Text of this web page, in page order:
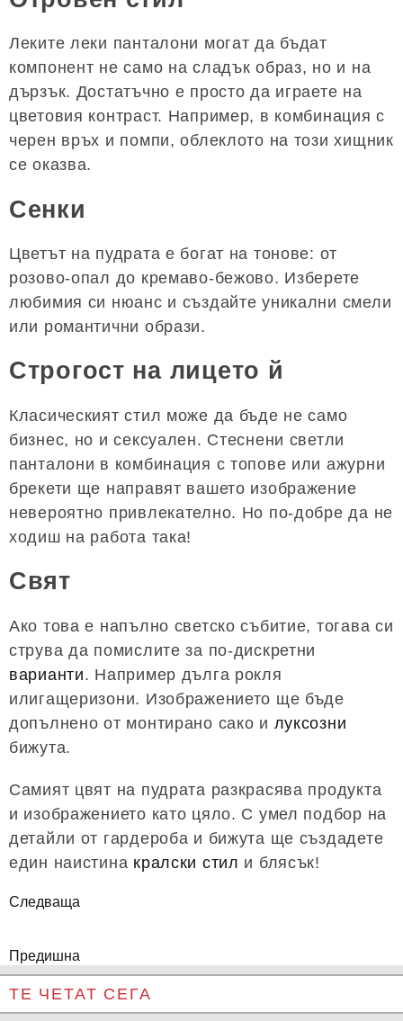
Леките леки панталони могат да бъдат
компонент не само на сладък образ, но и на
дързък. Достатъчно е просто да играете на
цветовия контраст. Например, в комбинация с
черен връх и помпи, облеклото на този хищник
се оказва.
Сенки
Цветът на пудрата е богат на тонове: от
розово-опал до кремаво-бежово. Изберете
любимия си нюанс и създайте уникални смели
или романтични образи.
Строгост на лицето й
Класическият стил може да бъде не само
бизнес, но и сексуален. Стеснени светли
панталони в комбинация с топове или ажурни
брекети ще направят вашето изображение
невероятно привлекателно. Но по-добре да не
ходиш на работа така!
Свят
Ако това е напълно светско събитие, тогава си
струва да помислите за по-дискретни
варианти. Например дълга рокля
илигащеризони. Изображението ще бъде
допълнено от монтирано сако и луксозни
бижута.
Самият цвят на пудрата разкрасява продукта
и изображението като цяло. С умел подбор на
детайли от гардероба и бижута ще създадете
един наистина кралски стил и блясък!
Следваща
Предишна
ТЕ ЧЕТАТ СЕГА